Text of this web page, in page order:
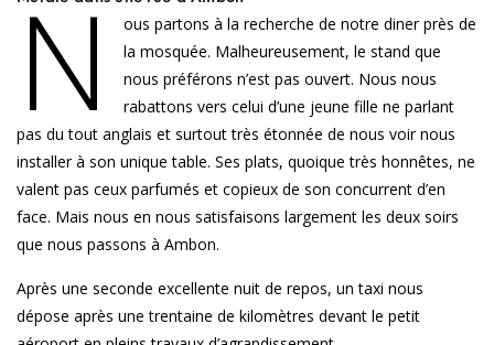
N
ous partons à la recherche de notre diner près de
la mosquée. Malheureusement, le stand que
nous préférons n’est pas ouvert. Nous nous
rabattons vers celui d’une jeune fille ne parlant
pas du tout anglais et surtout très étonnée de nous voir nous
installer à son unique table. Ses plats, quoique très honnêtes, ne
valent pas ceux parfumés et copieux de son concurrent d’en
face. Mais nous en nous satisfaisons largement les deux soirs
que nous passons à Ambon.
Après une seconde excellente nuit de repos, un taxi nous
dépose après une trentaine de kilomètres devant le petit